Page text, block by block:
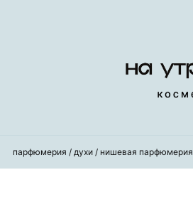
парфюмерия / духи / нишевая парфюмерия